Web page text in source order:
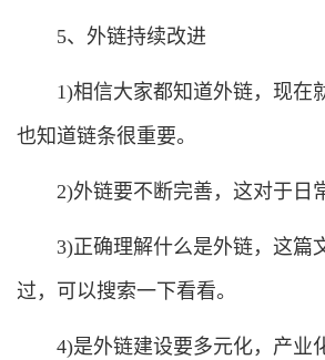
5、外链持续改进
1)相信大家都知道外链，现在
也知道链条很重要。
2)外链要不断完善，这对于日
3)正确理解什么是外链，这篇
过，可以搜索一下看看。
4)是外链建设要多元化，产业